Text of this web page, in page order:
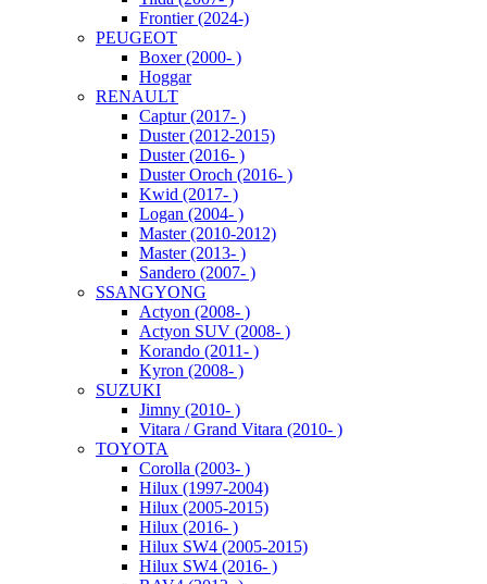
Frontier (2024-)
PEUGEOT
Boxer (2000- )
Hoggar
RENAULT
Captur (2017- )
Duster (2012-2015)
Duster (2016- )
Duster Oroch (2016- )
Kwid (2017- )
Logan (2004- )
Master (2010-2012)
Master (2013- )
Sandero (2007- )
SSANGYONG
Actyon (2008- )
Actyon SUV (2008- )
Korando (2011- )
Kyron (2008- )
SUZUKI
Jimny (2010- )
Vitara / Grand Vitara (2010- )
TOYOTA
Corolla (2003- )
Hilux (1997-2004)
Hilux (2005-2015)
Hilux (2016- )
Hilux SW4 (2005-2015)
Hilux SW4 (2016- )